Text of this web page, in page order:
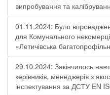
випробування та
01.11.2024: Було
для Комунального
«Летичівська
29.10.2024: Закінчилось
керівників, менеджерів з
інспектування за ДСТУ EN